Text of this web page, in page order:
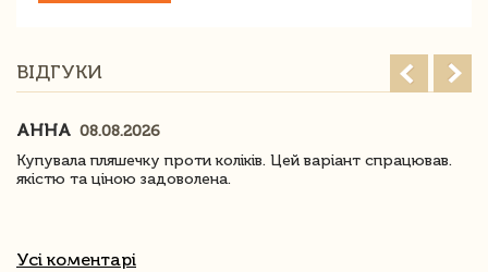
ВІДГУКИ
АННА 08.08.2026
Купувала пляшечку проти коліків. Цей варіант спрацював.
якістю та ціною задоволена.
Усі коментарі